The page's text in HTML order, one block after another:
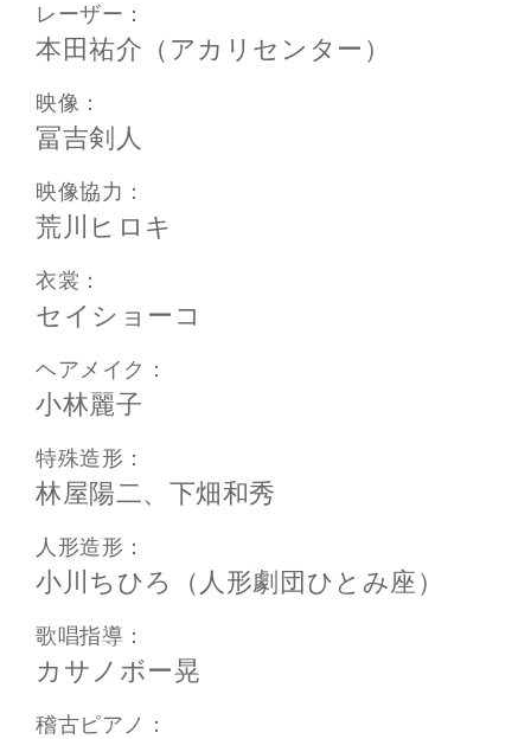
レーザー：
本田祐介（アカリセンター）
映像：
冨吉剣人
映像協力：
荒川ヒロキ
衣裳：
セイショーコ
ヘアメイク：
小林麗子
特殊造形：
林屋陽二、下畑和秀
人形造形：
小川ちひろ（人形劇団ひとみ座）
歌唱指導：
カサノボー晃
稽古ピアノ：